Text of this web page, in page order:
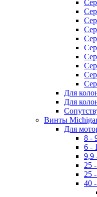
Для
Для
Винты
Для
8 -
6 -
9,9
25
25
40